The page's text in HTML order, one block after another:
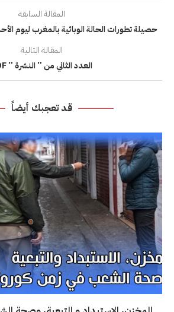
المقالة السابقة
حصيلة تطورات الحالة الوبائية بالمغرب ليوم الأحد 19 أبريل
المقالة التالية
العدد الثاني من ” النشرة ” PDF
قد تعجبك أيضاً